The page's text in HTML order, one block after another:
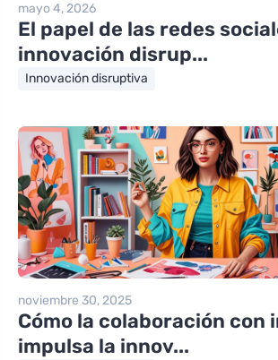
mayo 4, 2026
El papel de las redes
innovación disrup...
Innovación disruptiva
noviembre 30, 2025
Cómo la colaboración con
impulsa la innov...